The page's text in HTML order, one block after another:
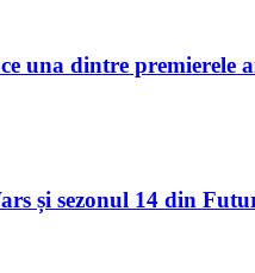
una dintre premierele
și sezonul 14 din